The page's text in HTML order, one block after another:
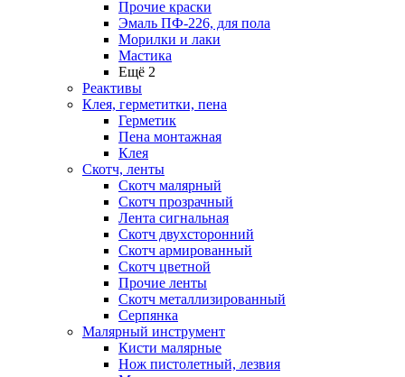
Прочие краски
Эмаль ПФ-226, для пола
Морилки и лаки
Мастика
Ещё 2
Реактивы
Клея, герметитки, пена
Герметик
Пена монтажная
Клея
Скотч, ленты
Скотч малярный
Скотч прозрачный
Лента сигнальная
Скотч двухсторонний
Скотч армированный
Скотч цветной
Прочие ленты
Скотч металлизированный
Серпянка
Малярный инструмент
Кисти малярные
Нож пистолетный, лезвия